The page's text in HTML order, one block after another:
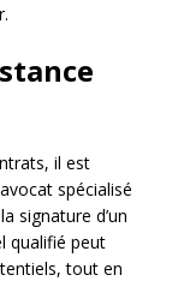
il est
spécialisé
signature d’un
qualifié peut
tout en